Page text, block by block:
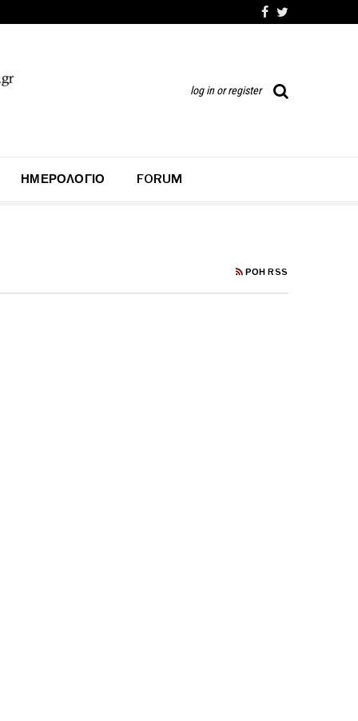
log in or register
ΗΜΕΡΟΛΌΓΙΟ FORUM
ΡΟΉ RSS